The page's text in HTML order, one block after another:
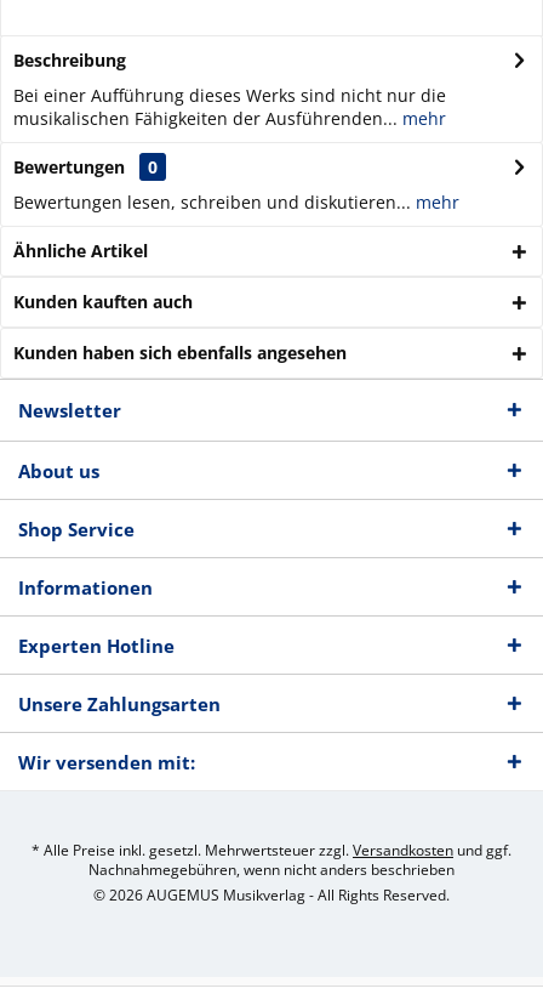
Beschreibung
Bei einer Aufführung dieses Werks sind nicht nur die
musikalischen Fähigkeiten der Ausführenden... mehr
Bewertungen
0
Bewertungen lesen, schreiben und diskutieren... mehr
Ähnliche Artikel
Kunden kauften auch
Kunden haben sich ebenfalls angesehen
Newsletter
About us
Shop Service
Informationen
Experten Hotline
Unsere Zahlungsarten
Wir versenden mit:
* Alle Preise inkl. gesetzl. Mehrwertsteuer zzgl.Versandkosten und ggf.
Nachnahmegebühren, wenn nicht anders beschrieben
© 2026 AUGEMUS Musikverlag - All Rights Reserved.